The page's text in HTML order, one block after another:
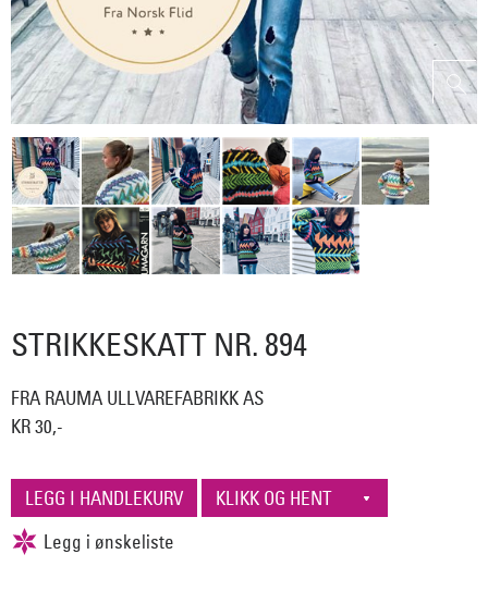
STRIKKESKATT NR. 894
FRA RAUMA ULLVAREFABRIKK AS
KR 30,-